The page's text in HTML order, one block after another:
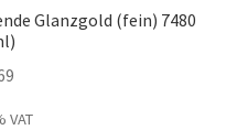
Glanzgold (fein) 7480
VAT